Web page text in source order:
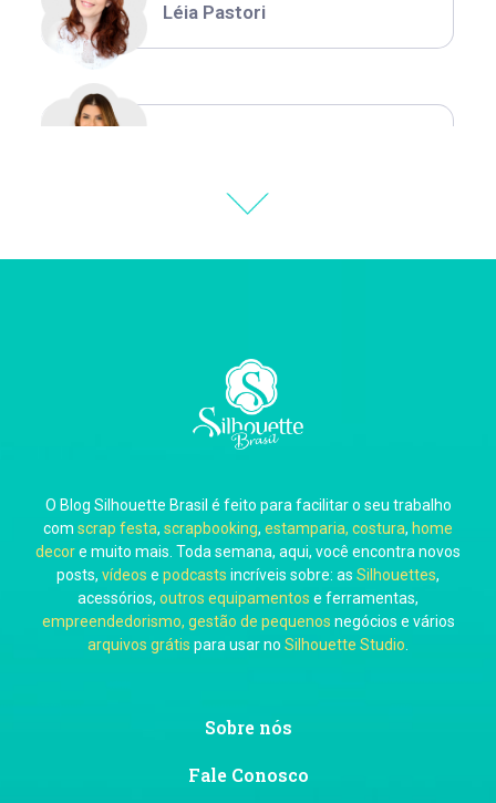
Léia Pastori
Carla Eschberger
Carol Pessoa
Ju Mirthes
O Blog Silhouette Brasil é feito para facilitar o seu trabalho
com scrap festa, scrapbooking, estamparia, costura, home
decore muito mais. Toda semana, aqui, você encontra novos
posts, vídeos e podcasts incríveis sobre: as Silhouettes,
acessórios, outros equipamentos e ferramentas,
empreendedorismo, gestão de pequenos negócios e vários
arquivos grátis para usar no Silhouette Studio
Sobre nós
Fale Conosco